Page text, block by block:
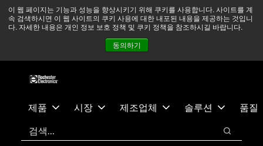
이 웹 페이지는 기능과 성능을 향상시키기 위해 쿠키를 사용합니다. 사이트를 계
속 검색하시면 이 웹 사이트의 쿠키 사용에 대한 내포된 내용을 제공하는 것입니
다. 자세한 내용은 개인 정보 보호 정책 및 쿠키 정책을 참조하시길 바랍니다.
동의하기
츠
건
중동 지역 상황을 지속적으로 주시하고 있으며, 모든 서비스는
정상적으로 운영되고 있습니다. 더 읽어보기 →
뉴스
문의하기
제품 시장 제조업체 솔루션
품질
검색
검색